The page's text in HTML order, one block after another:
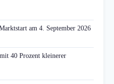
am 4. September 2026
40 Prozent kleinerer